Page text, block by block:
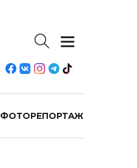
ФОТОРЕПОРТАЖ